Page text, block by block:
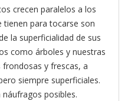
crecen paralelos a los
para tocarse son
la superficialidad de sus
como árboles y nuestras
y frescas, a
siempre superficiales.
posibles.